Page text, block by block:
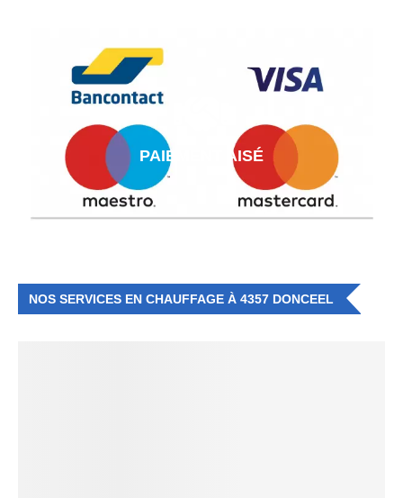
PAIEMENT AISÉ
NOS SERVICES EN CHAUFFAGE À 4357 DONCEEL